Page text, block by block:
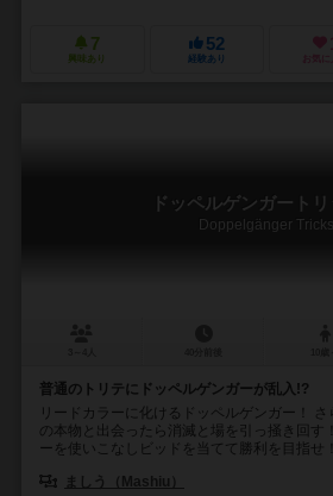
7
興味あり
52
経験あり
1
お気に
ドッペルゲンガート
Doppelgänger Tricks
普通のトリテにドッペルゲンガーが乱入!?
リードカラーに化けるドッペルゲンガー！ さ
の本物と出会ったら消滅と場を引っ掻き回す
ーを使いこなしビッドを当てて勝利を目指せ！
ましう（Mashiu）